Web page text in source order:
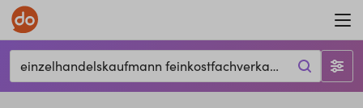
einzelhandelskaufmann feinkostfachverkauf, Traiskirchen, 2514